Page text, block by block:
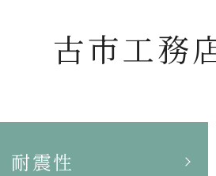
古市工務
耐震性